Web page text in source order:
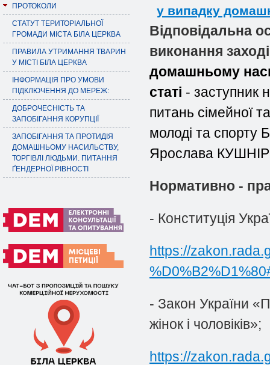
ПРОТОКОЛИ
СТАТУТ ТЕРИТОРІАЛЬНОЇ
ГРОМАДИ МІСТА БІЛА ЦЕРКВА
ПРАВИЛА УТРИМАННЯ ТВАРИН
У МІСТІ БІЛА ЦЕРКВА
ІНФОРМАЦІЯ ПРО УМОВИ
ПІДКЛЮЧЕННЯ ДО МЕРЕЖ:
ДОБРОЧЕСНІСТЬ ТА
ЗАПОБІГАННЯ КОРУПЦІЇ
ЗАПОБІГАННЯ ТА ПРОТИДІЯ
ДОМАШНЬОМУ НАСИЛЬСТВУ,
ТОРГІВЛІ ЛЮДЬМИ. ПИТАННЯ
ҐЕНДЕРНОЇ РІВНОСТІ
у випадку
Відповідальна
виконання
домашньому
статі - заступник
питань сімейної
молоді та спорту
Ярослава КУШНІР
Нормативно -
- Конституція
https://
- Закон України
жінок і чоловіків»;
https://